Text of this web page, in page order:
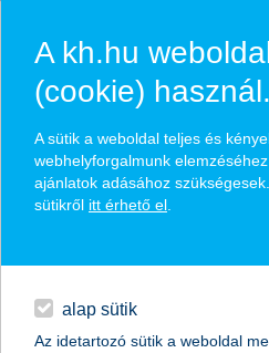
English
hírek és
közzétételek
A kh.hu
(cookie) használ.
A sütik a weboldal teljes és
webhelyforgalmunk
ajánlatok adásához
sütikről itt érhető el
alap sütik
Az idetartozó sütik a weboldal